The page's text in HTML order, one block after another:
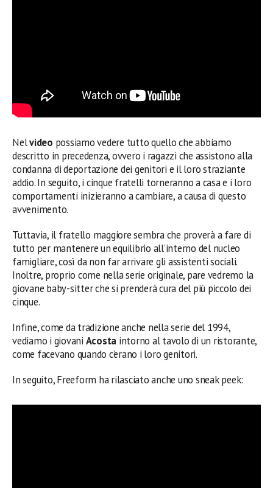
Nelvideo possiamo vedere tutto quello che abbiamo
descritto in precedenza, ovvero i ragazzi che assistono alla
condanna di deportazione dei genitori e il loro straziante
addio. In seguito, i cinque fratelli torneranno a casa e i loro
comportamenti inizieranno a cambiare, a causa di questo
avvenimento.
Tuttavia, il fratello maggiore sembra che proverà a fare di
tutto per mantenere un equilibrio all’interno del nucleo
famigliare, così da non far arrivare gli assistenti sociali.
Inoltre, proprio come nella serie originale, pare vedremo la
giovane baby-sitter che si prenderà cura del più piccolo dei
cinque.
Infine, come da tradizione anche nella serie del 1994,
vediamo i giovani Acosta intorno al tavolo di un ristorante,
come facevano quando c’erano i loro genitori.
In seguito, Freeform ha rilasciato anche uno sneak peek: